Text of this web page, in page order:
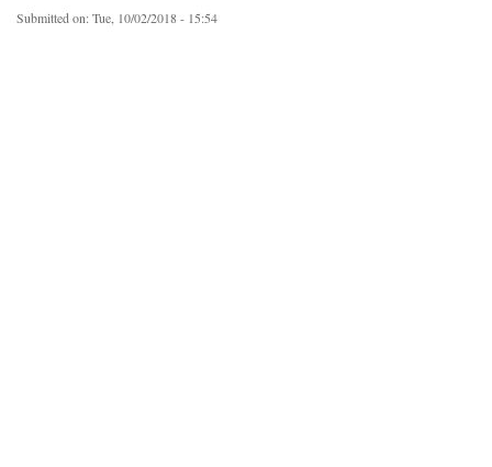
Submitted on:Tue, 10/02/2018 - 15:54